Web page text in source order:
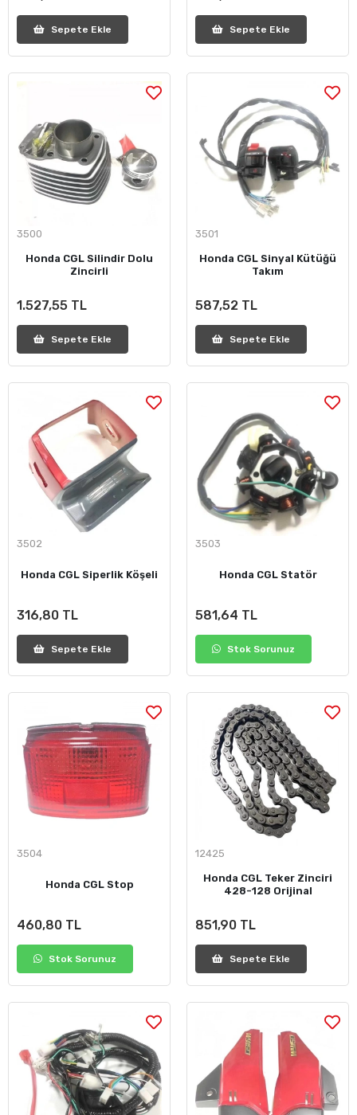
Sepete Ekle Sepete Ekle
3500
Honda CGL Silindir Dolu
Zincirli
1.527,55 TL
Sepete Ekle
3501
Honda CGL Sinyal Kütüğü
Takım
587,52 TL
Sepete Ekle
3502
Honda CGL Siperlik Köşeli
316,80 TL
Sepete Ekle
3503
Honda CGL Statör
581,64 TL
Stok Sorunuz
3504
Honda CGL Stop
460,80 TL
Stok Sorunuz
12425
Honda CGL Teker Zinciri
428-128 Orijinal
851,90 TL
Sepete Ekle